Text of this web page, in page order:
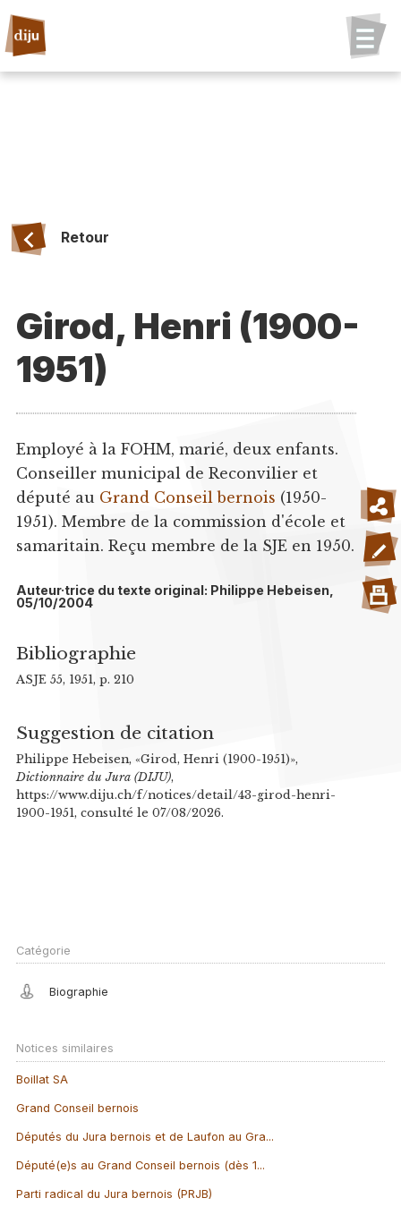
Retour
Girod, Henri (1900-
1951)
Employé à la FOHM, marié, deux enfants.
Conseiller municipal de Reconvilier et
député au Grand Conseil bernois (1950-
1951). Membre de la commission d'école et
samaritain. Reçu membre de la SJE en 1950.
Auteur·trice du texte original: Philippe Hebeisen,
05/10/2004
Bibliographie
ASJE 55, 1951, p. 210
Suggestion de citation
Philippe Hebeisen, «Girod, Henri (1900-1951)»,
Dictionnaire du Jura (DIJU),
https://www.diju.ch/f/notices/detail/43-girod-henri-
1900-1951, consulté le 07/08/2026.
Catégorie
Biographie
Notices similaires
Boillat SA
Grand Conseil bernois
Députés du Jura bernois et de Laufon au Gra...
Député(e)s au Grand Conseil bernois (dès 1...
Parti radical du Jura bernois (PRJB)